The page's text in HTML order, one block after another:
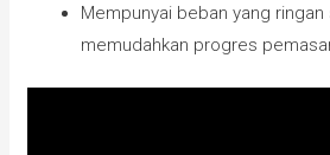
Mempunyai beban yang ringan
memudahkan progres